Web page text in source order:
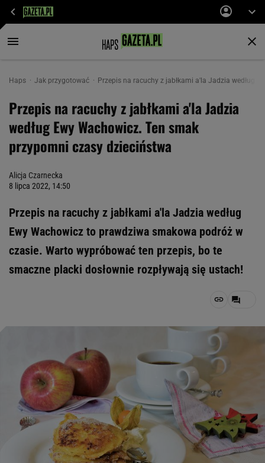
Haps Jak przygotować Przepis na racuchy z jabłkami a'la Jadzia według
Przepis na racuchy z jabłkami a'la Jadzia
według Ewy Wachowicz. Ten smak
przypomni czasy dzieciństwa
Alicja Czarnecka
8 lipca 2022, 14:50
Przepis na racuchy z jabłkami a'la Jadzia według
Ewy Wachowicz to prawdziwa smakowa podróż w
czasie. Warto wypróbować ten przepis, bo te
smaczne placki dosłownie rozpływają się ustach!